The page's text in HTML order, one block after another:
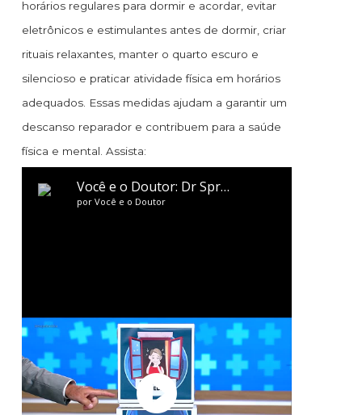
horários regulares para dormir e acordar, evitar
eletrônicos e estimulantes antes de dormir, criar
rituais relaxantes, manter o quarto escuro e
silencioso e praticar atividade física em horários
adequados. Essas medidas ajudam a garantir um
descanso reparador e contribuem para a saúde
física e mental. Assista: